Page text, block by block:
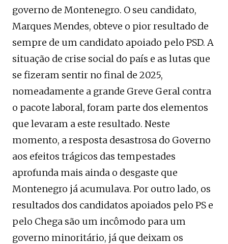
governo de Montenegro. O seu candidato,
Marques Mendes, obteve o pior resultado de
sempre de um candidato apoiado pelo PSD. A
situação de crise social do país e as lutas que
se fizeram sentir no final de 2025,
nomeadamente a grande Greve Geral contra
o pacote laboral, foram parte dos elementos
que levaram a este resultado. Neste
momento, a resposta desastrosa do Governo
aos efeitos trágicos das tempestades
aprofunda mais ainda o desgaste que
Montenegro já acumulava. Por outro lado, os
resultados dos candidatos apoiados pelo PS e
pelo Chega são um incômodo para um
governo minoritário, já que deixam os